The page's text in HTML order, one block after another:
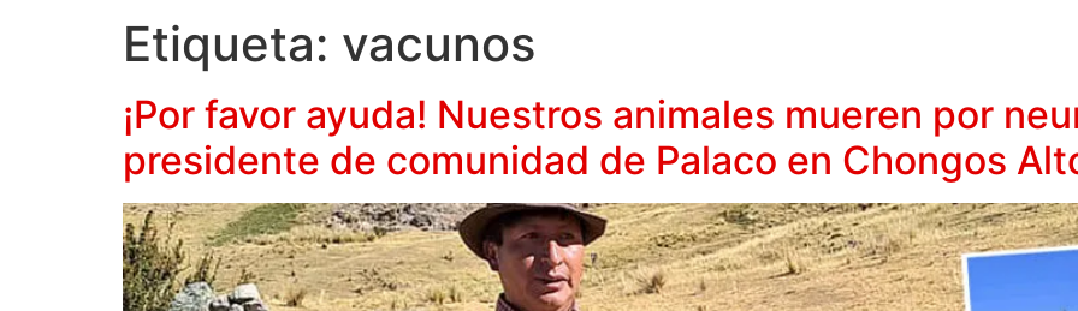
Etiqueta: vacunos
¡Por favor ayuda! Nuestros animales mueren por
presidente de comunidad de Palaco en Chongos